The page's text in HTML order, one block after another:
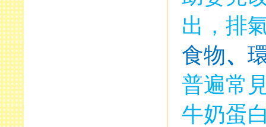
出，排
食物、
普遍常
牛奶蛋